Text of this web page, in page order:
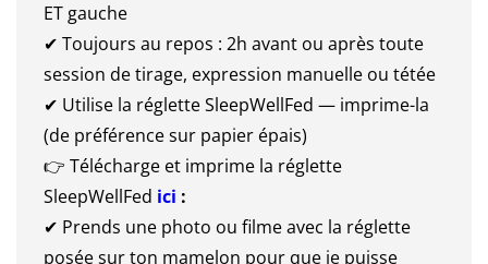
ET gauche
✔ Toujours au repos : 2h avant ou après toute
session de tirage, expression manuelle ou tétée
✔ Utilise la réglette SleepWellFed — imprime-la
(de préférence sur papier épais)
👉 Télécharge et imprime la réglette
SleepWellFed ici :
✔ Prends une photo ou filme avec la réglette
posée sur ton mamelon pour que je puisse